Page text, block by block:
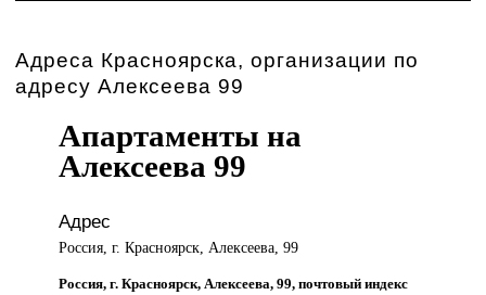
Адреса Красноярска, организации по
адресу Алексеева 99
Апартаменты на
Алексеева 99
Адрес
Россия, г. Красноярск, Алексеева, 99
Россия, г. Красноярск, Алексеева, 99, почтовый индекс